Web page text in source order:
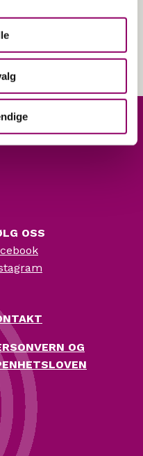
OSS
OG